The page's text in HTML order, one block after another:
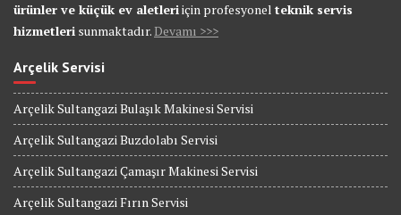
ürünler ve küçük ev aletleriiçin profesyonel teknik servis
hizmetleri sunmaktadır.Devamı >>>
Arçelik Servisi
Arçelik Sultangazi Bulaşık Makinesi Servisi
Arçelik Sultangazi Buzdolabı Servisi
Arçelik Sultangazi Çamaşır Makinesi Servisi
Arçelik Sultangazi Fırın Servisi